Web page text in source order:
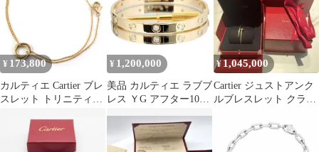
¥ 173,800
カルティエ Cartier ブレ
スレット トリニティ
ブルチェーン スリーカ
ラー K18PG K18WG
¥ 1,200,000
美品 カルティエ ラブブ
レス ＹG アフター10P
17 旧タイプ【中古】
¥ 1,045,000
Cartier ジュストアンク
ルブレスレット クラシ